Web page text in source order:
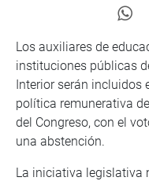
Los auxiliares de
instituciones públicas
Interior serán incluidos
política remunerativa
del Congreso, con el
una abstención.
La iniciativa legislativa